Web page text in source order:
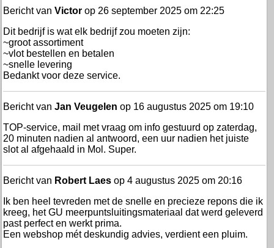
Bericht van Victor op 26 september 2025 om 22:25
Dit bedrijf is wat elk bedrijf zou moeten zijn:
~groot assortiment
~vlot bestellen en betalen
~snelle levering
Bedankt voor deze service.
Bericht van Jan Veugelen op 16 augustus 2025 om 19:10
TOP-service, mail met vraag om info gestuurd op zaterdag,
20 minuten nadien al antwoord, een uur nadien het juiste
slot al afgehaald in Mol. Super.
Bericht van Robert Laes op 4 augustus 2025 om 20:16
Ik ben heel tevreden met de snelle en precieze repons die ik
kreeg, het GU meerpuntsluitingsmateriaal dat werd geleverd
past perfect en werkt prima.
Een webshop mét deskundig advies, verdient een pluim.